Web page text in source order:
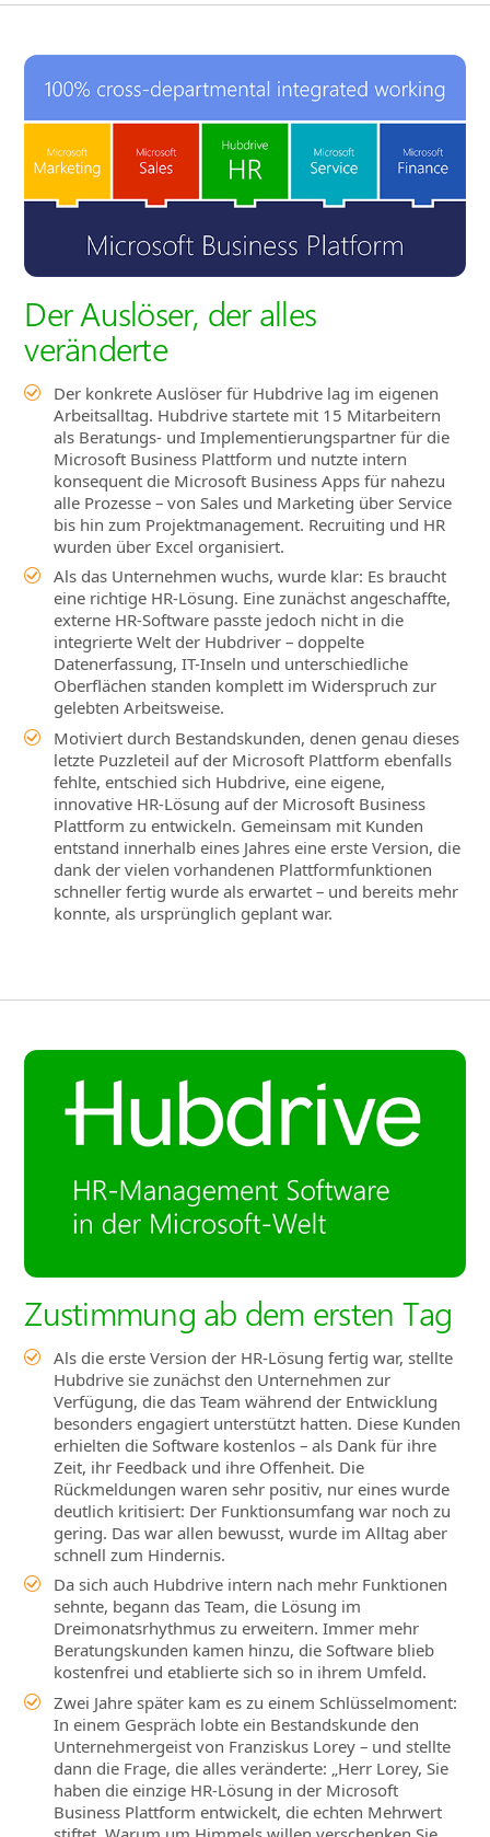
Der Auslöser, der alles
veränderte
Der konkrete Auslöser für Hubdrive lag im eigenen
Arbeitsalltag. Hubdrive startete mit 15 Mitarbeitern
als Beratungs- und Implementierungspartner für die
Microsoft Business Plattform und nutzte intern
konsequent die Microsoft Business Apps für nahezu
alle Prozesse – von Sales und Marketing über Service
bis hin zum Projektmanagement. Recruiting und HR
wurden über Excel organisiert.
Als das Unternehmen wuchs, wurde klar: Es braucht
eine richtige HR-Lösung. Eine zunächst angeschaffte,
externe HR-Software passte jedoch nicht in die
integrierte Welt der Hubdriver – doppelte
Datenerfassung, IT-Inseln und unterschiedliche
Oberflächen standen komplett im Widerspruch zur
gelebten Arbeitsweise.
Motiviert durch Bestandskunden, denen genau dieses
letzte Puzzleteil auf der Microsoft Plattform ebenfalls
fehlte, entschied sich Hubdrive, eine eigene,
innovative HR-Lösung auf der Microsoft Business
Plattform zu entwickeln. Gemeinsam mit Kunden
entstand innerhalb eines Jahres eine erste Version, die
dank der vielen vorhandenen Plattformfunktionen
schneller fertig wurde als erwartet – und bereits mehr
konnte, als ursprünglich geplant war.
Zustimmung ab dem ersten Tag
Als die erste Version der HR‑Lösung fertig war, stellte
Hubdrive sie zunächst den Unternehmen zur
Verfügung, die das Team während der Entwicklung
besonders engagiert unterstützt hatten. Diese Kunden
erhielten die Software kostenlos – als Dank für ihre
Zeit, ihr Feedback und ihre Offenheit. Die
Rückmeldungen waren sehr positiv, nur eines wurde
deutlich kritisiert: Der Funktionsumfang war noch zu
gering. Das war allen bewusst, wurde im Alltag aber
schnell zum Hindernis.
Da sich auch Hubdrive intern nach mehr Funktionen
sehnte, begann das Team, die Lösung im
Dreimonatsrhythmus zu erweitern. Immer mehr
Beratungskunden kamen hinzu, die Software blieb
kostenfrei und etablierte sich so in ihrem Umfeld.
Zwei Jahre später kam es zu einem Schlüsselmoment:
In einem Gespräch lobte ein Bestandskunde den
Unternehmergeist von Franziskus Lorey – und stellte
dann die Frage, die alles veränderte: „Herr Lorey, Sie
haben die einzige HR‑Lösung in der Microsoft
Business Plattform entwickelt, die echten Mehrwert